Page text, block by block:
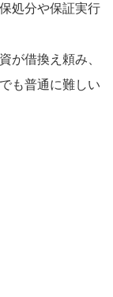
処分や保証実行
が借換え頼み、
も普通に難しい